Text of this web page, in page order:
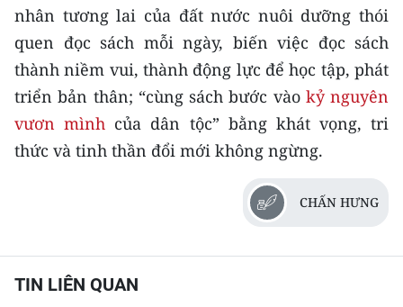
한국어
nhân tương lai của đất nước nuôi dưỡng thói
quen đọc sách mỗi ngày, biến việc đọc sách
thành niềm vui, thành động lực để học tập, phát
triển bản thân; “cùng sách bước vào kỷ nguyên
vươn mình của dân tộc” bằng khát vọng, tri
thức và tinh thần đổi mới không ngừng.
CHẤN HƯNG
TIN LIÊN QUAN